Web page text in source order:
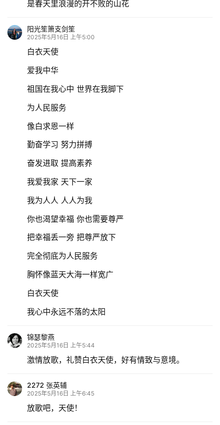
旅
是春天里浪漫的开不败的山花
阳光笙箫支剑笙
2025年5月16日 上午5:00
白衣天使
爱我中华
祖国在我心中 世界在我脚下
为人民服务
像白求恩一样
勤奋学习 努力拼搏
奋发进取 提高素养
我爱我家 天下一家
我为人人 人人为我
你也渴望幸福 你也需要尊严
把幸福丢一旁 把尊严放下
完全彻底为人民服务
胸怀像蓝天大海一样宽广
白衣天使
我心中永远不落的太阳
锦瑟黎燕
2025年5月16日 上午5:44
激情放歌，礼赞白衣天使，好有情致与意境。
2272 张英辅
2025年5月16日 上午6:45
放歌吧，天使！